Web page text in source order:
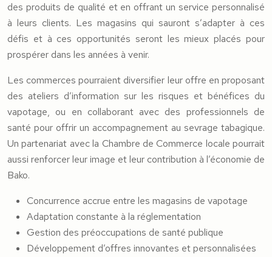
des produits de qualité et en offrant un service personnalisé
à leurs clients. Les magasins qui sauront s’adapter à ces
défis et à ces opportunités seront les mieux placés pour
prospérer dans les années à venir.
Les commerces pourraient diversifier leur offre en proposant
des ateliers d’information sur les risques et bénéfices du
vapotage, ou en collaborant avec des professionnels de
santé pour offrir un accompagnement au sevrage tabagique.
Un partenariat avec la Chambre de Commerce locale pourrait
aussi renforcer leur image et leur contribution à l’économie de
Bako.
Concurrence accrue entre les magasins de vapotage
Adaptation constante à la réglementation
Gestion des préoccupations de santé publique
Développement d’offres innovantes et personnalisées